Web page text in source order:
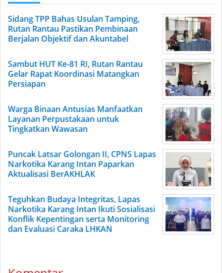
Sidang TPP Bahas Usulan Tamping,
Rutan Rantau Pastikan Pembinaan
Berjalan Objektif dan Akuntabel
Sambut HUT Ke-81 RI, Rutan Rantau
Gelar Rapat Koordinasi Matangkan
Persiapan
Warga Binaan Antusias Manfaatkan
Layanan Perpustakaan untuk
Tingkatkan Wawasan
Puncak Latsar Golongan II, CPNS Lapas
Narkotika Karang Intan Paparkan
Aktualisasi BerAKHLAK
Teguhkan Budaya Integritas, Lapas
Narkotika Karang Intan Ikuti Sosialisasi
Konflik Kepentingan serta Monitoring
dan Evaluasi Caraka LHKAN